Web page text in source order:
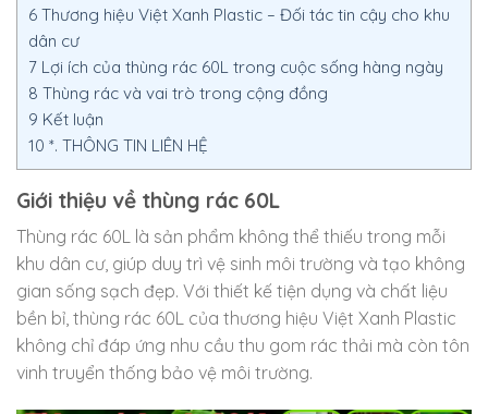
6 Thương hiệu Việt Xanh Plastic – Đối tác tin cậy cho khu
dân cư
7 Lợi ích của thùng rác 60L trong cuộc sống hàng ngày
8 Thùng rác và vai trò trong cộng đồng
9 Kết luận
10 *. THÔNG TIN LIÊN HỆ
Giới thiệu về thùng rác 60L
Thùng rác 60L là sản phẩm không thể thiếu trong mỗi
khu dân cư, giúp duy trì vệ sinh môi trường và tạo không
gian sống sạch đẹp. Với thiết kế tiện dụng và chất liệu
bền bỉ, thùng rác 60L của thương hiệu Việt Xanh Plastic
không chỉ đáp ứng nhu cầu thu gom rác thải mà còn tôn
vinh truyển thống bảo vệ môi trường.